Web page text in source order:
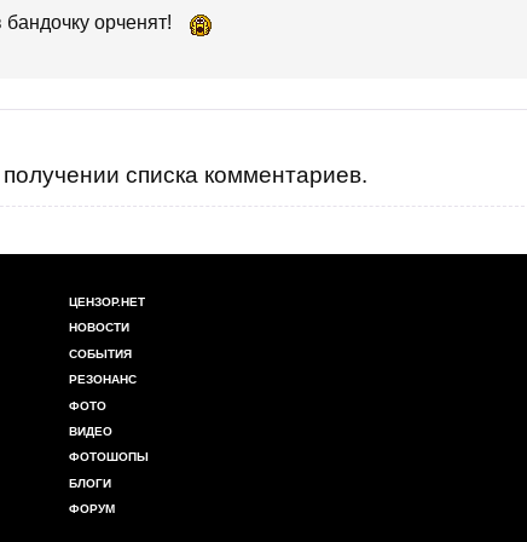
орченят!
списка комментариев.
ЦЕНЗОР.НЕТ
НОВОСТИ
СОБЫТИЯ
РЕЗОНАНС
ФОТО
ВИДЕО
ФОТОШОПЫ
БЛОГИ
ФОРУМ